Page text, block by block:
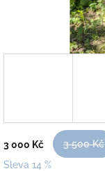
3 000 Kč
3 500 Kč
Sleva 14 %